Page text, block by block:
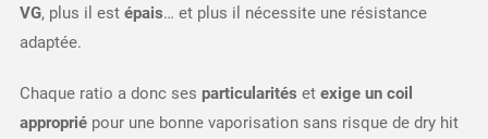
VG, plus il est épais… et plus il nécessite une résistance
adaptée.
Chaque ratio a donc ses particularités et exige un coil
appropriépour une bonne vaporisation sans risque de dry hit